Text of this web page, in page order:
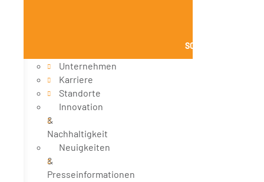
SCHLIESSE ÜBER UNS
Unternehmen
Karriere
Standorte
Innovation
&
Nachhaltigkeit
Neuigkeiten
&
Presseinformationen